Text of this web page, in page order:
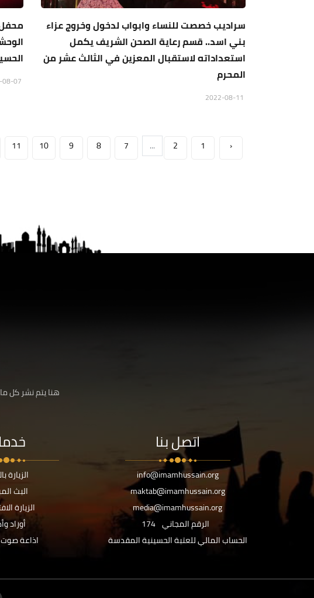
سراديب خصصت للنساء وابواب لدخول وخروج عزاء
بني اسد.. قسم رعاية الصحن الشريف يكمل
استعداداته لاستقبال المعزين في الثالث عشر من
المحرم
‹
1
2
...
7
8
9
10
11
هنا يتم نشر كل
اتصل بنا
info@imamhussain.org
maktab@imamhussain.org
media@imamhussain.org
الرقم المجاني 174
الحساب المالي للعتبة الحسينية المقدسة
الزيارة
البث
الزيارة
أوراد
اذاعة